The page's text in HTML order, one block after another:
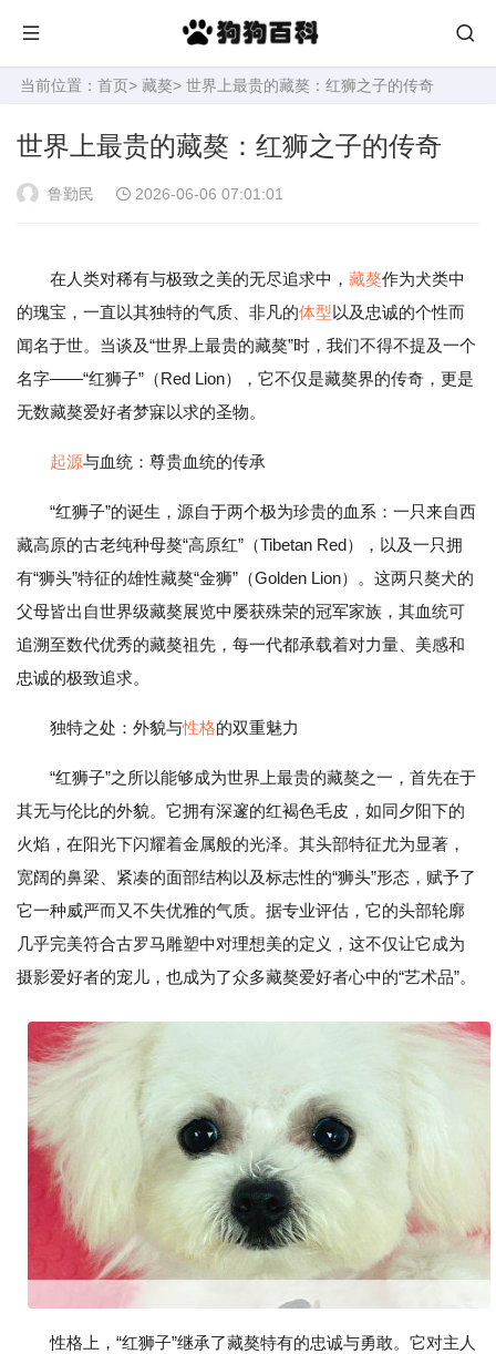
当前位置： 首页> 藏獒> 世界上最贵的藏獒：红狮之子的传奇
世界上最贵的藏獒：红狮之子的传奇
鲁勤民 2026-06-06 07:01:01
在人类对稀有与极致之美的无尽追求中， 藏獒作为犬类中
的瑰宝，一直以其独特的气质、非凡的体型以及忠诚的个性而
闻名于世。当谈及“世界上最贵的藏獒”时，我们不得不提及一个
名字——“红狮子”（Red Lion），它不仅是藏獒界的传奇，更是
无数藏獒爱好者梦寐以求的圣物。
起源与血统：尊贵血统的传承
“红狮子”的诞生，源自于两个极为珍贵的血系：一只来自西
藏高原的古老纯种母獒“高原红”（Tibetan Red），以及一只拥
有“狮头”特征的雄性藏獒“金狮”（Golden Lion）。这两只獒犬的
父母皆出自世界级藏獒展览中屡获殊荣的冠军家族，其血统可
追溯至数代优秀的藏獒祖先，每一代都承载着对力量、美感和
忠诚的极致追求。
独特之处：外貌与性格的双重魅力
“红狮子”之所以能够成为世界上最贵的藏獒之一，首先在于
其无与伦比的外貌。它拥有深邃的红褐色毛皮，如同夕阳下的
火焰，在阳光下闪耀着金属般的光泽。其头部特征尤为显著，
宽阔的鼻梁、紧凑的面部结构以及标志性的“狮头”形态，赋予了
它一种威严而又不失优雅的气质。据专业评估，它的头部轮廓
几乎完美符合古罗马雕塑中对理想美的定义，这不仅让它成为
摄影爱好者的宠儿，也成为了众多藏獒爱好者心中的“艺术品”。
性格上，“红狮子”继承了藏獒特有的忠诚与勇敢。它对主人